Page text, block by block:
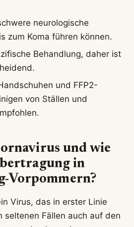
neurologische
zum Koma führen können.
Behandlung, daher ist
und FFP2-
von Ställen und
und wie
in
Vorpommern?
Virus, das in erster Linie
seltenen Fällen auch auf den